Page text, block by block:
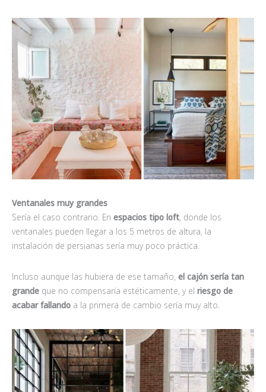
Ventanales muy grandes
Sería el caso contrario. En espacios tipo loft, donde los
ventanales pueden llegar a los 5 metros de altura, la
instalación de persianas sería muy poco práctica.
Incluso aunque las hubiera de ese tamaño, el cajón sería tan
grande que no compensaría estéticamente, y el riesgo de
acabar fallando a la primera de cambio sería muy alto.